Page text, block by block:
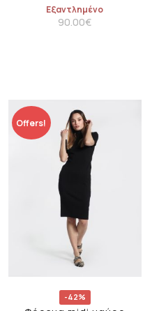
Εξαντλημένο
90.00€
Offers!
-42%